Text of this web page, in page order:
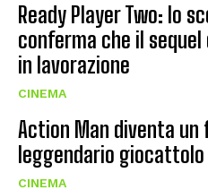
Ready Player Two: lo
conferma che il sequel
in lavorazione
CINEMA
Action Man diventa un
leggendario giocattolo
CINEMA